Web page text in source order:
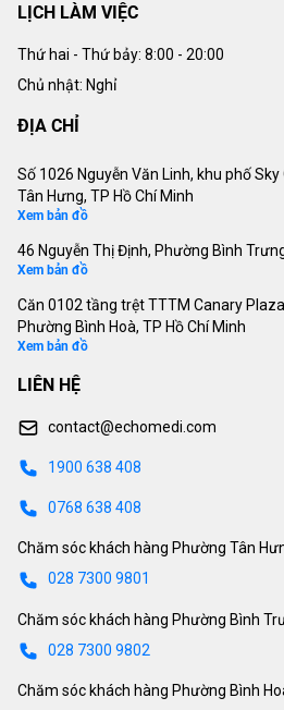
LỊCH LÀM VIỆC
Thứ hai - Thứ bảy: 8:00 - 20:00
Chủ nhật: Nghỉ
ĐỊA CHỈ
Số 1026 Nguyễn Văn Linh, khu phố
Tân Hưng, TP Hồ Chí Minh
Xem bản đồ
46 Nguyễn Thị Định, Phường Bình
Xem bản đồ
Căn 0102 tầng trệt TTTM Canary
Phường Bình Hoà, TP Hồ Chí Minh
Xem bản đồ
LIÊN HỆ
contact@echomedi.com
1900 638 408
0768 638 408
Chăm sóc khách hàng Phường Tân
028 7300 9801
Chăm sóc khách hàng Phường Bình
028 7300 9802
Chăm sóc khách hàng Phường Bình